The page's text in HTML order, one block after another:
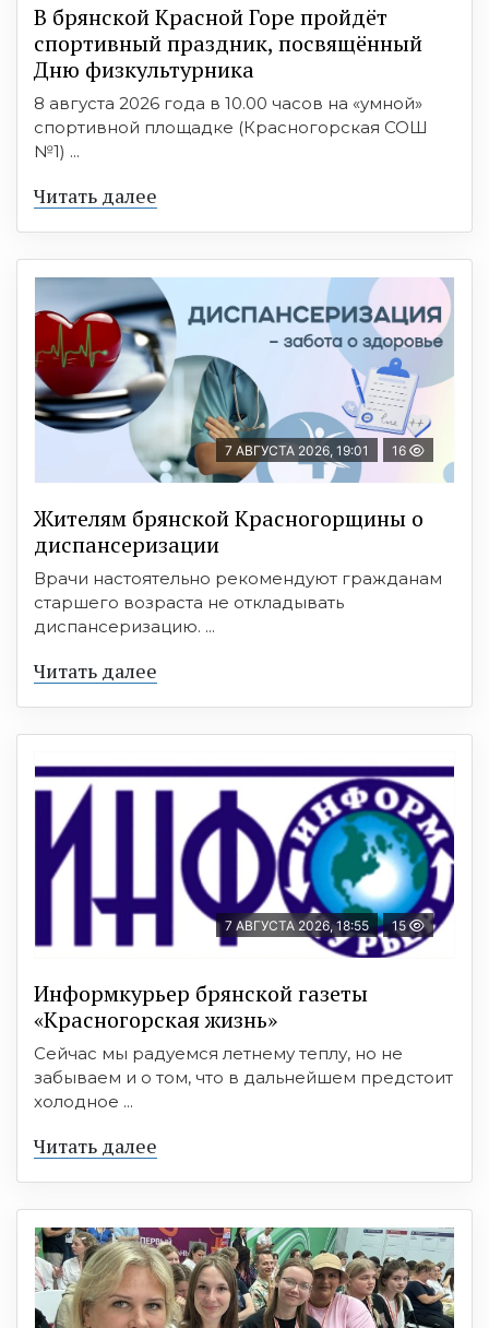
В брянской Красной Горе пройдёт
спортивный праздник, посвящённый
Дню физкультурника
8 августа 2026 года в 10.00 часов на «умной»
спортивной площадке (Красногорская СОШ
№1) ...
Читать далее
7 АВГУСТА 2026, 19:01 16
Жителям брянской Красногорщины о
диспансеризации
Врачи настоятельно рекомендуют гражданам
старшего возраста не откладывать
диспансеризацию. ...
Читать далее
7 АВГУСТА 2026, 18:55 15
Информкурьер брянской газеты
«Красногорская жизнь»
Сейчас мы радуемся летнему теплу, но не
забываем и о том, что в дальнейшем предстоит
холодное ...
Читать далее